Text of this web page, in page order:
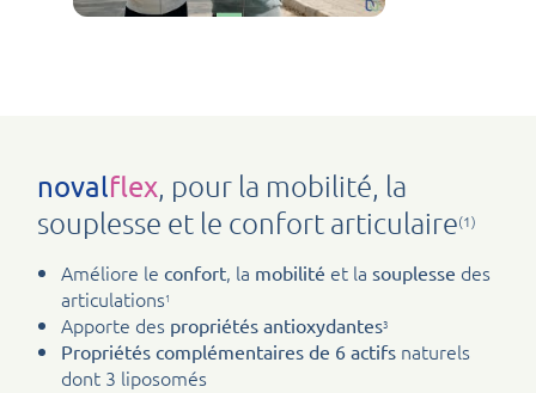
novalflex, pour la mobilité, la
souplesse et le confort articulaire(1)
Améliore leconfort, la mobilité et lasouplesse des
articulations1
Apporte des propriétés antioxydantes3
Propriétés complémentaires de 6 actifs naturels
dont 3 liposomés